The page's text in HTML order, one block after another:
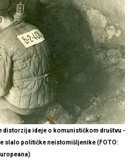
ideje o komunističkom društvu -
slalo političke neistomišljenike (FOTO: